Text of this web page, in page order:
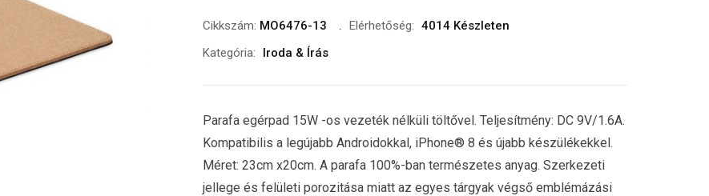
Cikkszám: MO6476-13 Elérhetőség: 4014 Készleten
Kategória:
Iroda & Írás
Parafa egérpad 15W -os vezeték nélküli töltővel. Teljesítmény: DC 9V/1.6A.
Kompatibilis a legújabb Androidokkal, iPhone® 8 és újabb készülékekkel.
Méret: 23cm x20cm. A parafa 100%-ban természetes anyag. Szerkezeti
jellege és felületi porozitása miatt az egyes tárgyak végső emblémázási